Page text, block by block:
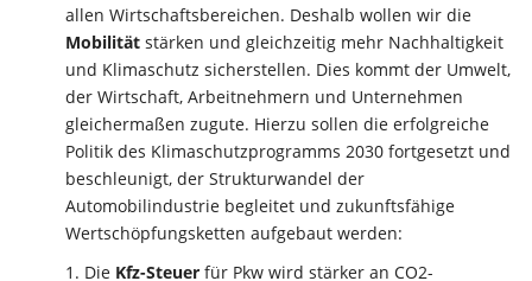
allen Wirtschaftsbereichen. Deshalb wollen wir die
Mobilität stärken und gleichzeitig mehr Nachhaltigkeit
und Klimaschutz sicherstellen. Dies kommt der Umwelt,
der Wirtschaft, Arbeitnehmern und Unternehmen
gleichermaßen zugute. Hierzu sollen die erfolgreiche
Politik des Klimaschutzprogramms 2030 fortgesetzt und
beschleunigt, der Strukturwandel der
Automobilindustrie begleitet und zukunftsfähige
Wertschöpfungsketten aufgebaut werden:
Die Kfz-Steuer für Pkw wird stärker an CO2-